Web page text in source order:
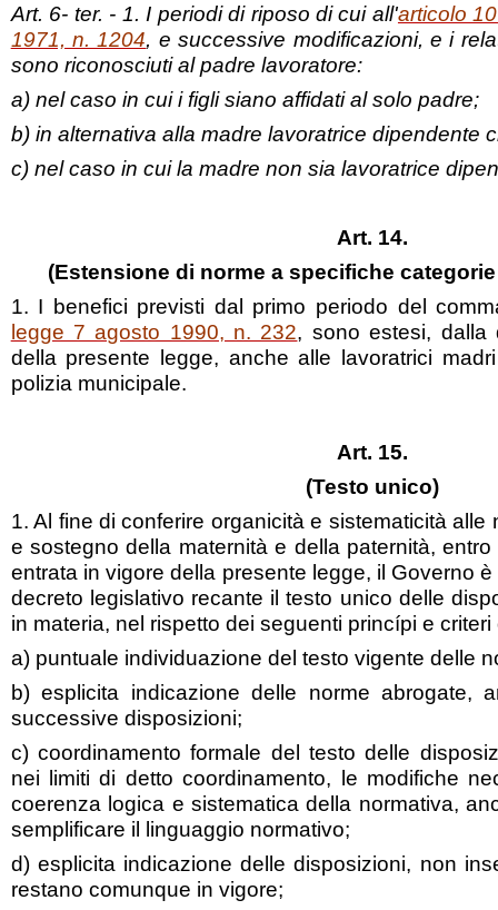
Art. 6- ter. - 1. I periodi di riposo di cui all'articolo
1971, n. 1204, e successive modificazioni, e i
sono riconosciuti al padre lavoratore:
a) nel caso in cui i figli siano affidati al solo padre;
b) in alternativa alla madre lavoratrice dipendente
c) nel caso in cui la madre non sia lavoratrice
Art. 14.
(Estensione di norme a specifiche
1. I benefici previsti dal primo periodo del
legge 7 agosto 1990, n. 232, sono estesi, dalla
della presente legge, anche alle lavoratrici
polizia municipale.
Art. 15.
(Testo unico)
1. Al fine di conferire organicità e sistematicità alle
e sostegno della maternità e della paternità,
entrata in vigore della presente legge, il Governo
decreto legislativo recante il testo unico delle
in materia, nel rispetto dei seguenti princípi e criteri
a) puntuale individuazione del testo vigente delle
b) esplicita indicazione delle norme abrogate,
successive disposizioni;
c) coordinamento formale del testo delle
nei limiti di detto coordinamento, le modifiche
coerenza logica e sistematica della normativa,
semplificare il linguaggio normativo;
d) esplicita indicazione delle disposizioni, non
restano comunque in vigore;